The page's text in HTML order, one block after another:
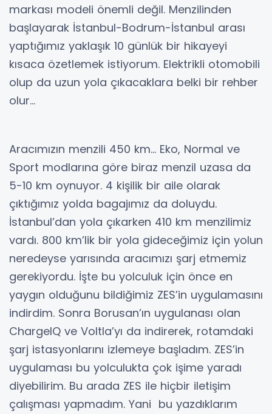
markası modeli önemli değil. Menzilinden
başlayarak İstanbul-Bodrum-İstanbul arası
yaptığımız yaklaşık 10 günlük bir hikayeyi
kısaca özetlemek istiyorum. Elektrikli otomobili
olup da uzun yola çıkacaklara belki bir rehber
olur…
Aracımızın menzili 450 km… Eko, Normal ve
Sport modlarına göre biraz menzil uzasa da
5-10 km oynuyor. 4 kişilik bir aile olarak
çıktığımız yolda bagajımız da doluydu.
İstanbul’dan yola çıkarken 410 km menzilimiz
vardı. 800 km’lik bir yola gideceğimiz için yolun
neredeyse yarısında aracımızı şarj etmemiz
gerekiyordu. İşte bu yolculuk için önce en
yaygın olduğunu bildiğimiz ZES’in uygulamasını
indirdim. Sonra Borusan’ın uygulanası olan
ChargeIQ ve Voltla’yı da indirerek, rotamdaki
şarj istasyonlarını izlemeye başladım. ZES’in
uygulaması bu yolculukta çok işime yaradı
diyebilirim. Bu arada ZES ile hiçbir iletişim
çalışması yapmadım. Yani bu yazdıklarım